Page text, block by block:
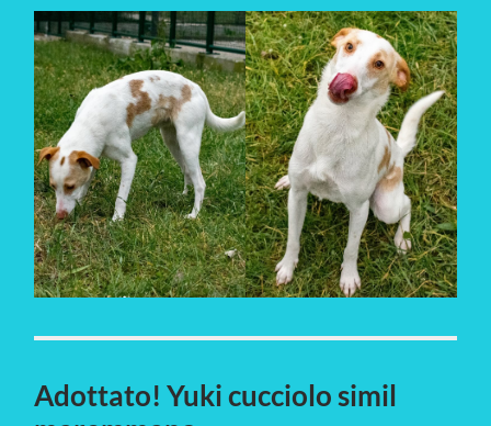
Adottato! Yuki cucciolo simil